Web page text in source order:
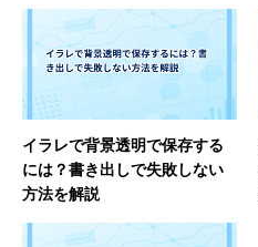
イラレで背景透明で保存する
には？書き出しで失敗しない
方法を解説